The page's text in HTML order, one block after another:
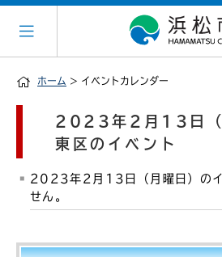
ホーム > イベントカレンダー
2023年2月13日（
東区のイベント
2023年2月13日（月曜日）のイ
せん。